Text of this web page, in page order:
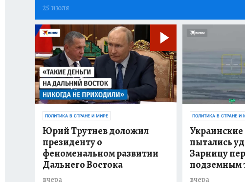
25 июля
ПОЛИТИКА В СТРАНЕ И МИРЕ
Юрий Трутнев доложил
президенту о
феноменальном развитии
Дальнего Востока
вчера
ПОЛИТИКА В СТРАНЕ И
пытались
Зарницу
подземным
вчера